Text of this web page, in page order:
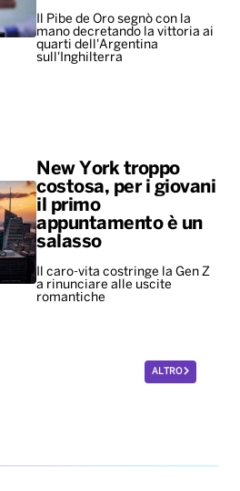
Il Pibe de Oro segnò con la
mano decretando la vittoria ai
quarti dell'Argentina
sull'Inghilterra
New York troppo
costosa, per i giovani
il primo
appuntamento è un
salasso
Il caro-vita costringe la Gen Z
a rinunciare alle uscite
romantiche
ALTRO